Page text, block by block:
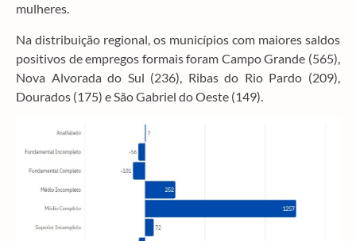
mulheres.
Na distribuição regional, os municípios com maiores saldos
positivos de empregos formais foram Campo Grande (565),
Nova Alvorada do Sul (236), Ribas do Rio Pardo (209),
Dourados (175) e São Gabriel do Oeste (149).